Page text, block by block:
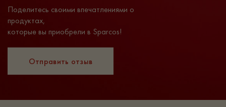
Поделитесь своими впечатлениями о
продуктах,
которые вы приобрели в Sparcos!
Отправить отзыв